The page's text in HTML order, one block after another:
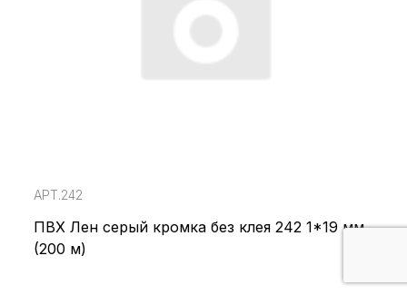
АРТ.242
ПВХ Лен серый кромка без клея 242 1*19 мм
(200 м)